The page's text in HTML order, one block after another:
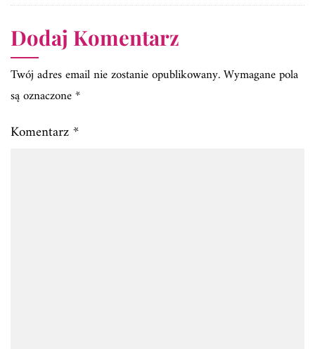
Dodaj Komentarz
Twój adres email nie zostanie opublikowany.Wymagane pola
są oznaczone*
Komentarz*